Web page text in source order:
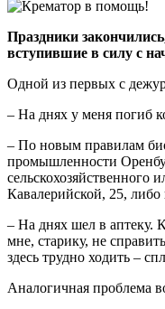
Праздники
вступившие в силу с
Одной из первых с
– На днях у меня погиб
– По новым правилам
промышленности
сельскохозяйственного
Кавалерийской, 25,
– На днях шел в аптеку.
мне, старику, не
здесь трудно ходить –
Аналогичная проблема